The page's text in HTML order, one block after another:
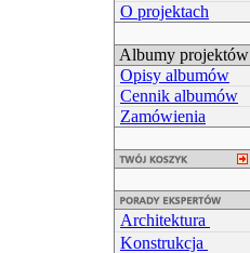
O projektach
Albumy projektów
Opisy albumów
Cennik albumów
Zamówienia
Architektura
Konstrukcja